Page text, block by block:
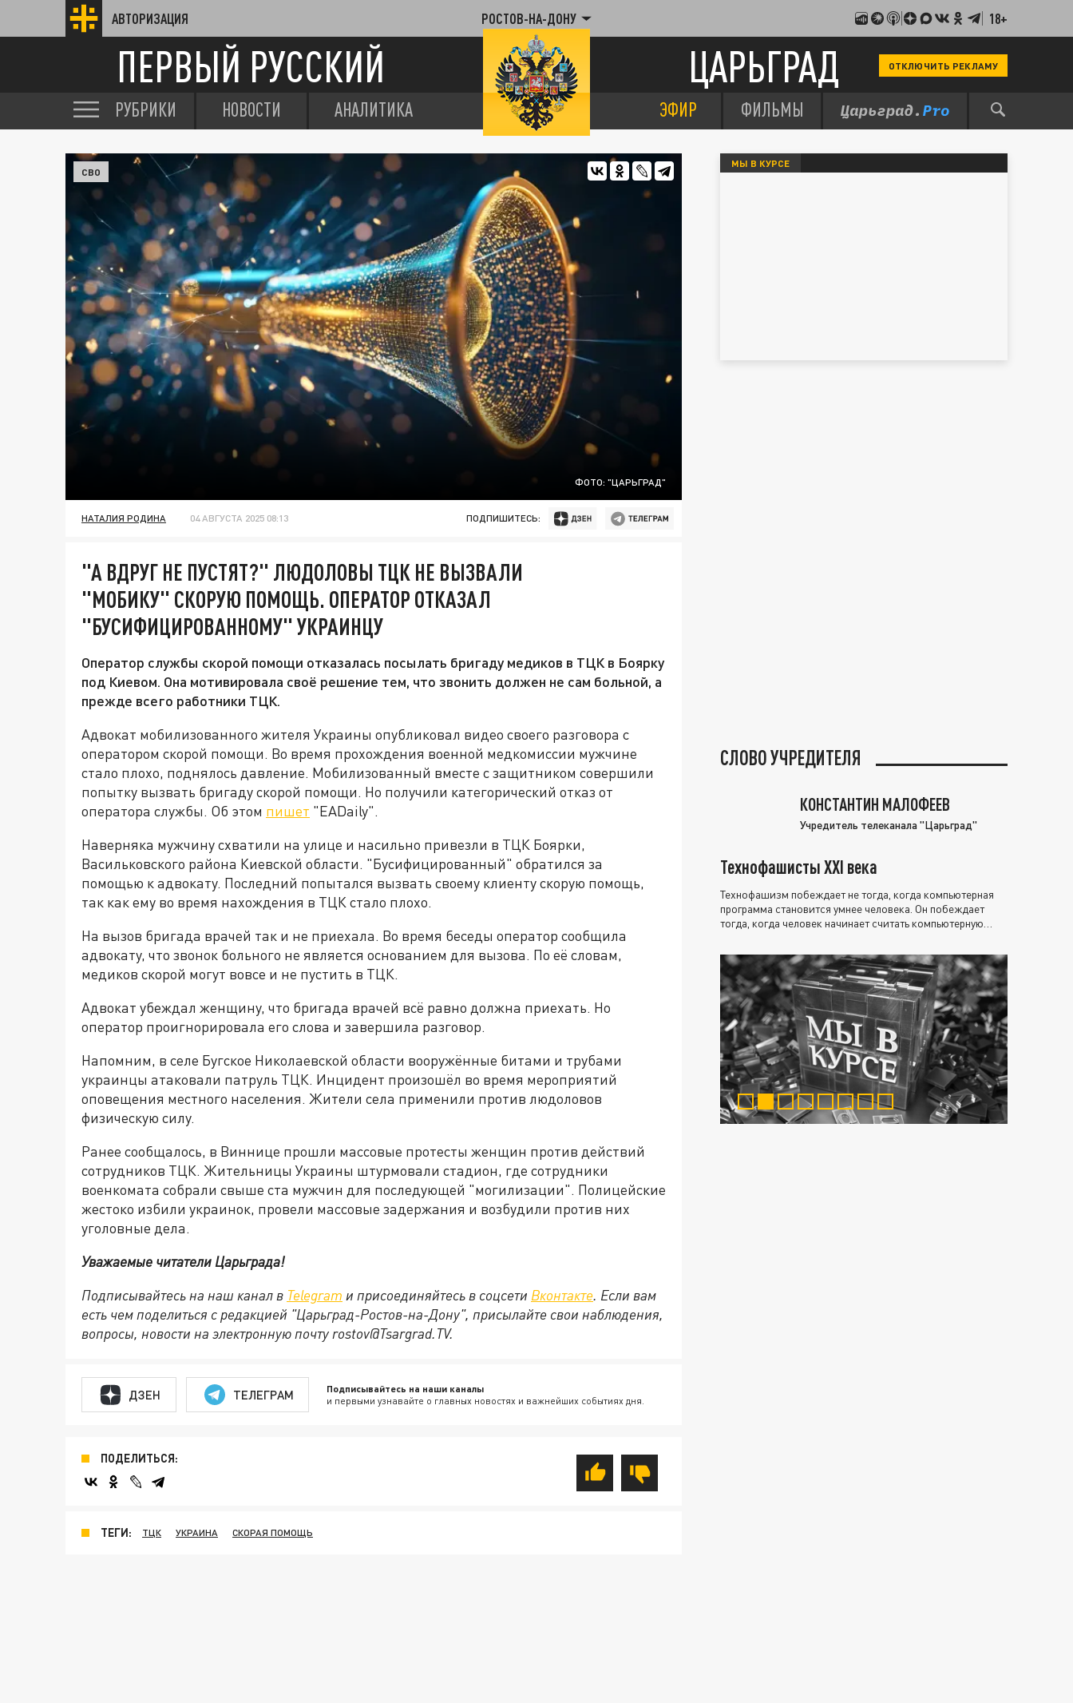
АВТОРИЗАЦИЯ РОСТОВ-НА-ДОНУ 18+
ПЕРВЫЙ РУССКИЙ ЦАРЬГРАД ОТКЛЮЧИТЬ РЕКЛАМУ
РУБРИКИ НОВОСТИ АНАЛИТИКА ЭФИР ФИЛЬМЫ
ФОТО: "ЦАРЬГРАД"
СВО
НАТАЛИЯ РОДИНА 04 АВГУСТА 2025 08:13 ПОДПИШИТЕСЬ:
"А ВДРУГ НЕ ПУСТЯТ?" ЛЮДОЛОВЫ ТЦК НЕ ВЫЗВАЛИ
"МОБИКУ" СКОРУЮ ПОМОЩЬ. ОПЕРАТОР ОТКАЗАЛ
"БУСИФИЦИРОВАННОМУ" УКРАИНЦУ
Оператор службы скорой помощи отказалась посылать бригаду медиков в ТЦК в Боярку
под Киевом. Она мотивировала своё решение тем, что звонить должен не сам больной, а
прежде всего работники ТЦК.
Адвокат мобилизованного жителя Украины опубликовал видео своего разговора с
оператором скорой помощи. Во время прохождения военной медкомиссии мужчине
стало плохо, поднялось давление. Мобилизованный вместе с защитником совершили
попытку вызвать бригаду скорой помощи. Но получили категорический отказ от
оператора службы. Об этом пишет "EADaily".
Наверняка мужчину схватили на улице и насильно привезли в ТЦК Боярки,
Васильковского района Киевской области. "Бусифицированный" обратился за
помощью к адвокату. Последний попытался вызвать своему клиенту скорую помощь,
так как ему во время нахождения в ТЦК стало плохо.
На вызов бригада врачей так и не приехала. Во время беседы оператор сообщила
адвокату, что звонок больного не является основанием для вызова. По её словам,
медиков скорой могут вовсе и не пустить в ТЦК.
Адвокат убеждал женщину, что бригада врачей всё равно должна приехать. Но
оператор проигнорировала его слова и завершила разговор.
Напомним, в селе Бугское Николаевской области вооружённые битами и трубами
украинцы атаковали патруль ТЦК. Инцидент произошёл во время мероприятий
оповещения местного населения. Жители села применили против людоловов
физическую силу.
Ранее сообщалось, в Виннице прошли массовые протесты женщин против действий
сотрудников ТЦК. Жительницы Украины штурмовали стадион, где сотрудники
военкомата собрали свыше ста мужчин для последующей "могилизации". Полицейские
жестоко избили украинок, провели массовые задержания и возбудили против них
уголовные дела.
Уважаемые читатели Царьграда!
Подписывайтесь на наш канал в Telegram и присоединяйтесь в соцсети Вконтакте. Если вам
есть чем поделиться с редакцией "Царьград-Ростов-на-Дону", присылайте свои наблюдения,
вопросы, новости на электронную почту rostov@Tsargrad.ТV.
ДЗЕН ТЕЛЕГРАМ Подписывайтесь на наши каналы
и первыми узнавайте о главных новостях и важнейших событиях дня.
ПОДЕЛИТЬСЯ:
ТЕГИ: ТЦК УКРАИНА СКОРАЯ ПОМОЩЬ
МЫ В КУРСЕ
СЛОВО УЧРЕДИТЕЛЯ
КОНСТАНТИН МАЛОФЕЕВ
Учредитель телеканала "Царьград"
Технофашисты XXI века
Технофашизм побеждает не тогда, когда компьютерная
программа становится умнее человека. Он побеждает
тогда, когда человек начинает считать компьютерную